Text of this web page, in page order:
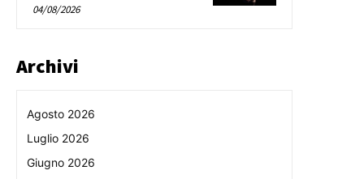
04/08/2026
Archivi
Agosto 2026
Luglio 2026
Giugno 2026